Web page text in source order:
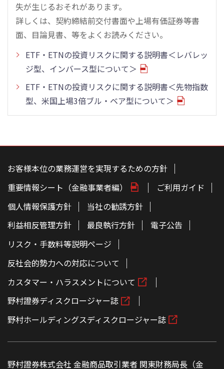
失が生じるおそれがあります。
詳しくは、契約締結前交付書面や上場有価証券等書
面、目論見書、等をよくお読みください。
ETF・ETNの投資リスクに関する説明書＜レバレッ
ジ型、インバース型について＞
ETF・ETNの投資リスクに関する説明書＜先物指数
型、米国上場3倍ブル・ベア型について＞
こ
お客様本位の業務運営を実現するための方針
重要情報シート（金融事業者編）
ご利用ガイド
個人情報保護方針
当社の勧誘方針
利益相反管理方針
最良執行方針
電子公告
リスク・手数料等説明ページ
反社会的勢力への対応について
カスタマー・ハラスメントについて
野村證券ディスクロージャー誌
野村ホールディングスディスクロージャー誌
野村證券株式会社 金融商品取引業者 関東財務局長（金